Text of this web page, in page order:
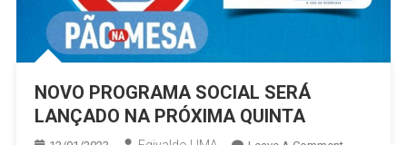
NOVO PROGRAMA SOCIAL SERÁ
LANÇADO NA PRÓXIMA QUINTA